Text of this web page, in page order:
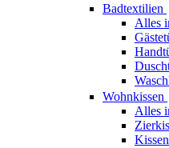
Badtextilien
Alles
Wohnkissen
Alles